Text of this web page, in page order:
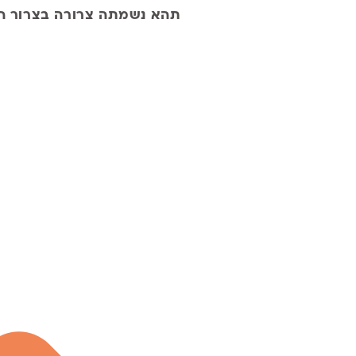
תהא נשמתה צרורה בצרור